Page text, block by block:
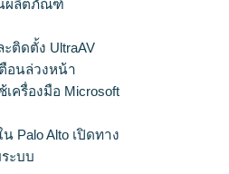
ผลิตภัณฑ์
ะติดตั้ง UltraAV
อนล่วงหน้า
ครื่องมือ Microsoft
Palo Alto เปิดทาง
ะบบ